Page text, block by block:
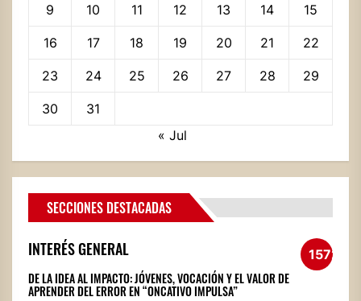
9 10 11 12 13 14 15
16 17 18 19 20 21 22
23 24 25 26 27 28 29
30
31
« Jul
SECCIONES DESTACADAS
INTERÉS GENERAL 1572
DE LA IDEA AL IMPACTO: JÓVENES, VOCACIÓN Y EL VALOR DE
APRENDER DEL ERROR EN “ONCATIVO IMPULSA”